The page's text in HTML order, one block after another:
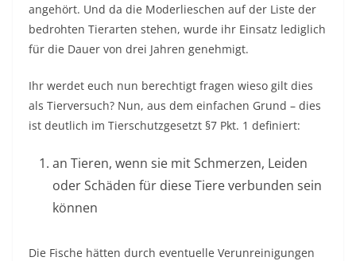
angehört. Und da die Moderlieschen auf der Liste der
bedrohten Tierarten stehen, wurde ihr Einsatz lediglich
für die Dauer von drei Jahren genehmigt.
Ihr werdet euch nun berechtigt fragen wieso gilt dies
als Tierversuch? Nun, aus dem einfachen Grund – dies
ist deutlich im Tierschutzgesetzt §7 Pkt. 1 definiert:
an Tieren, wenn sie mit Schmerzen, Leiden
oder Schäden für diese Tiere verbunden sein
können
Die Fische hätten durch eventuelle Verunreinigungen